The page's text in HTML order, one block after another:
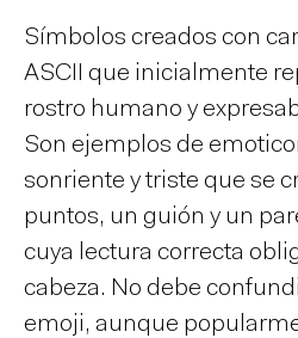
Símbolos creados con
ASCII que inicialmente
rostro humano y
Son ejemplos de
sonriente y triste que se
puntos, un guión y un
cuya lectura correcta
cabeza. No debe
emoji, aunque